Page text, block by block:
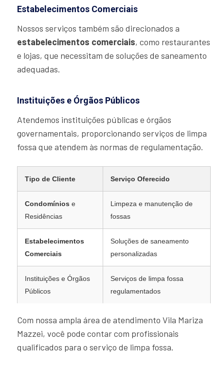
Estabelecimentos Comerciais
Nossos serviços também são direcionados a
estabelecimentos comerciais, como restaurantes
e lojas, que necessitam de soluções de saneamento
adequadas.
Instituições e Órgãos Públicos
Atendemos instituições públicas e órgãos
governamentais, proporcionando serviços de limpa
fossa que atendem às normas de regulamentação.
Tipo de Cliente Serviço Oferecido
Condomínios e
Residências
Limpeza e manutenção de
fossas
Estabelecimentos
Comerciais
Soluções de saneamento
personalizadas
Instituições e Órgãos
Públicos
Serviços de limpa fossa
regulamentados
Com nossa ampla área de atendimento Vila Mariza
Mazzei, você pode contar com profissionais
qualificados para o serviço de limpa fossa.